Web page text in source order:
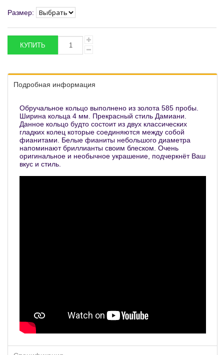
Размер:
Подробная информация
Обручальное кольцо выполнено из золота 585 пробы.
Ширина кольца 4 мм. Прекрасный стиль Дамиани.
Данное кольцо будто состоит из двух классических
гладких колец которые соединяются между собой
фианитами. Белые фианиты небольшого диаметра
напоминают бриллианты своим блеском. Очень
оригинальное и необычное украшение, подчеркнёт Ваш
вкус и стиль.